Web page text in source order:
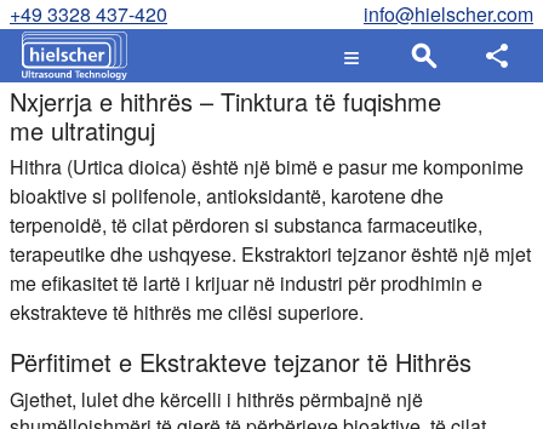
+49 3328 437-420 info@hielscher.com
Nxjerrja e hithrës – Tinktura të fuqishme
me ultratinguj
Hithra (Urtica dioica) është një bimë e pasur me komponime
bioaktive si polifenole, antioksidantë, karotene dhe
terpenoidë, të cilat përdoren si substanca farmaceutike,
terapeutike dhe ushqyese. Ekstraktori tejzanor është një mjet
me efikasitet të lartë i krijuar në industri për prodhimin e
ekstrakteve të hithrës me cilësi superiore.
Përfitimet e Ekstrakteve tejzanor të Hithrës
Gjethet, lulet dhe kërcelli i hithrës përmbajnë një